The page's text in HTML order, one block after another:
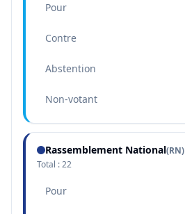
Pour
Contre
Abstention
Non-votant
Rassemblement National(RN)
Total :22
Pour